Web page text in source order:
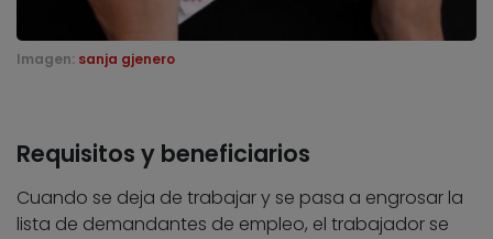
Imagen: sanja gjenero
Requisitos y beneficiarios
Cuando se deja de trabajar y se pasa a engrosar la
lista de demandantes de empleo, el trabajador se